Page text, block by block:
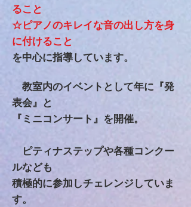
ること
☆ピアノのキレイな音の出し方を身
に付けること
を中心に指導しています。
​ 教室内のイベントとして年に『発
表会』と
『ミニコンサート』を開催。
ピティナステップや各種コンクー
ルなども
積極的に参加しチェレンジしていま
す。